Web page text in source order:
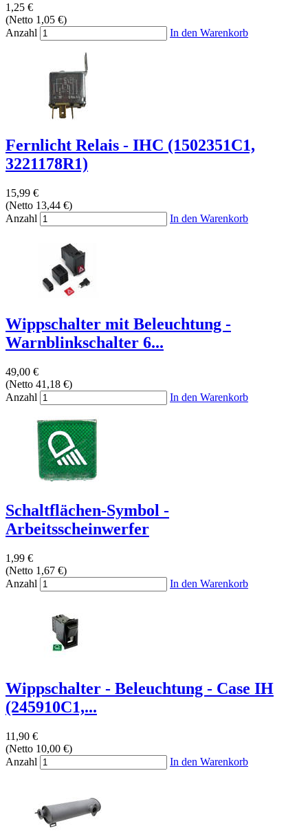
1,25 €
(Netto 1,05 €)
Anzahl
In den Warenkorb
Fernlicht Relais - IHC (1502351C1,
3221178R1)
15,99 €
(Netto 13,44 €)
Anzahl
In den Warenkorb
Wippschalter mit Beleuchtung -
Warnblinkschalter 6...
49,00 €
(Netto 41,18 €)
Anzahl
In den Warenkorb
Schaltflächen-Symbol -
Arbeitsscheinwerfer
1,99 €
(Netto 1,67 €)
Anzahl
In den Warenkorb
Wippschalter - Beleuchtung - Case IH
(245910C1,...
11,90 €
(Netto 10,00 €)
Anzahl
In den Warenkorb